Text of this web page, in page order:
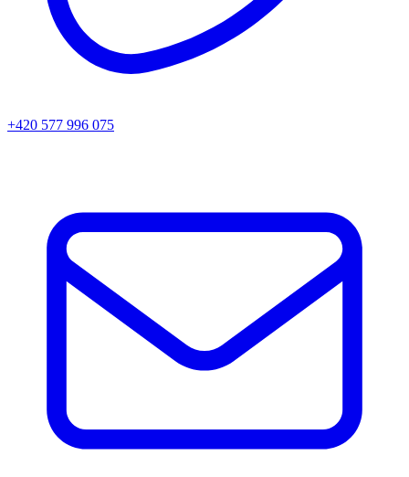
+420 577 996 075